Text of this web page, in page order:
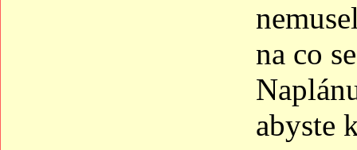
na co
abyste